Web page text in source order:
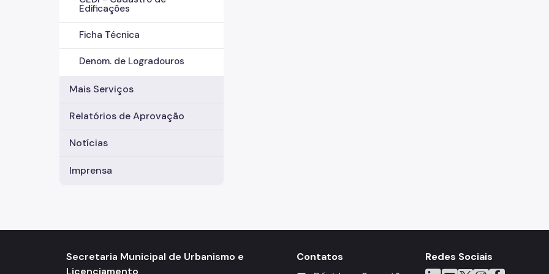
Edificações
Ficha Técnica
Denom. de Logradouros
Mais Serviços
Relatórios de Aprovação
Notícias
Imprensa
Secretaria Municipal de Urbanismo e
Licenciamento
Contatos Redes Sociais